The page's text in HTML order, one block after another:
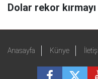
Dolar rekor
Anasayfa Künye